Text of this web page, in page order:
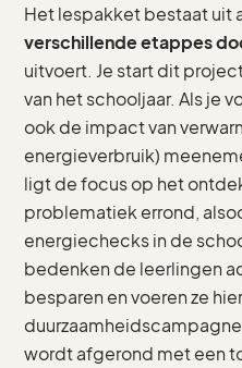
Het lespakket bestaat uit
verschillende etappes
uitvoert. Je start dit
van het schooljaar. Als je
ook de impact van
energieverbruik)
ligt de focus op het
problematiek errond,
energiechecks in de
bedenken de leerlingen
besparen en voeren ze
wordt afgerond met een